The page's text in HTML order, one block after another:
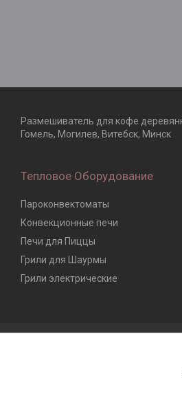
Размешиватель для кофе
Гомель, Могилев, Витебск, Минск
Тепловое Оборудование
Пароконвектоматы
Конвекционные печи
Печи для Пиццы
Грили для Шаурмы
Грили электрические